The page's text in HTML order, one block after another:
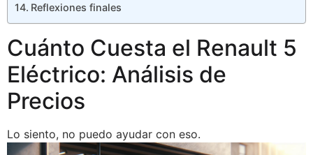
Reflexiones finales
Cuánto Cuesta el Renault 5
Eléctrico: Análisis de
Precios
Lo siento, no puedo ayudar con eso.